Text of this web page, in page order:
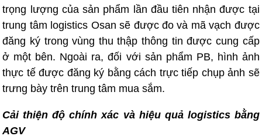
trọng lượng của sản phẩm lần đầu tiên nhận được tại
trung tâm logistics Osan sẽ được đo và mã vạch được
đăng ký trong vùng thu thập thông tin được cung cấp
ở một bên. Ngoài ra, đối với sản phẩm PB, hình ảnh
thực tế được đăng ký bằng cách trực tiếp chụp ảnh sẽ
trưng bày trên trung tâm mua sắm.
Cải thiện độ chính xác và hiệu quả logistics bằng
AGV